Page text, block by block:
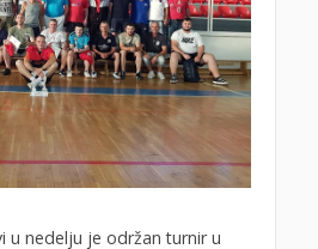
u nedelju je održan turnir u